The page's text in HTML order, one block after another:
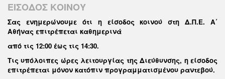
ΕΙΣΟΔΟΣ ΚΟΙΝΟΥ
Σας ενημερώνουμε ότι η είσοδος κοινού στη Δ.Π.Ε. Α΄
Αθήνας επιτρέπεται καθημερινά
από τις 12:00 έως τις 14:30.
Τις υπόλοιπες ώρες λειτουργίας της Διεύθυνσης, η είσοδος
επιτρέπεται μόνον κατόπιν προγραμματισμένου ραντεβού.